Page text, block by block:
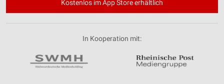
Kostenlos im App Store erhältlich
In Kooperation mit: